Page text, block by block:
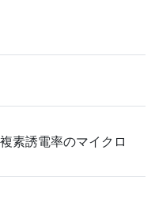
素誘電率のマイクロ